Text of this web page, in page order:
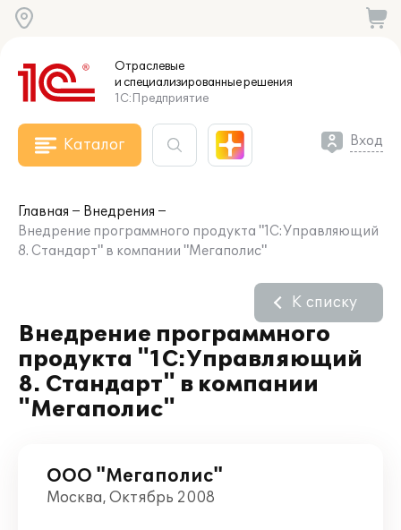
Отраслевые
и специализированныерешения
1С:Предприятие
Каталог Вход
Главная
Внедрения
Внедрение программного продукта "1С:Управляющий
8. Стандарт" в компании "Мегаполис"
Внедрение программного
продукта "1С:Управляющий
8. Стандарт" в компании
"Мегаполис"
К списку
ООО "Мегаполис"
Москва, Октябрь 2008